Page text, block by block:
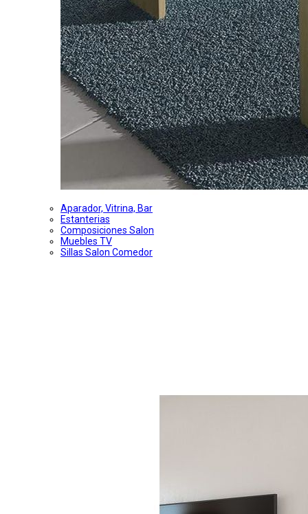
Aparador, Vitrina, Bar
Estanterias
Composiciones Salon
Muebles TV
Sillas Salon Comedor